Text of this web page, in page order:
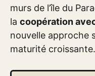
murs de l’île du
la coopération
nouvelle approche
maturité croissante.